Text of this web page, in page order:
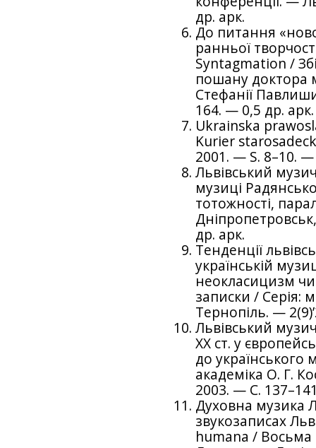
др. арк.
До питання
ранньої
Syntagmation /
пошану доктора
Стефанії
164. — 0,5 др. арк.
Ukrainska
Kurier
2001. — S. 8–10.
Львівський
музиці
тотожності,
др. арк.
Тенденції
українській
неокласицизм чи
записки / Серія:
Тернопіль. —
Львівський
ХХ ст. у
до українського
академіка О. Г.
2003. — С.
Духовна музика
звукозаписах
humana / Восьма